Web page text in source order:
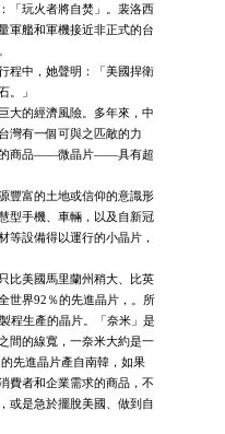
「玩火者將自焚」。裴洛西
軍艦和軍機接近非正式的台
程中，她聲明：「美國捍衛
。」
大的經濟風險。多年來，中
灣有一個可與之匹敵的力
的商品――微晶片――具有超
豐富的土地或信仰的意識形
型手機、車輛，以及自新冠
等設備得以運行的小晶片，
比美國馬里蘭州稍大、比英
世界92％的先進晶片，。所
程生產的晶片。「奈米」是
間的線寬，一奈米大約是一
先進晶片產自南韓，如果
費者和企業需求的商品，不
或是急於擺脫美國、做到自